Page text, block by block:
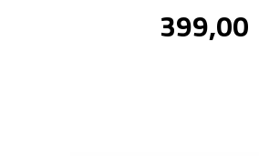
Pris
399,00